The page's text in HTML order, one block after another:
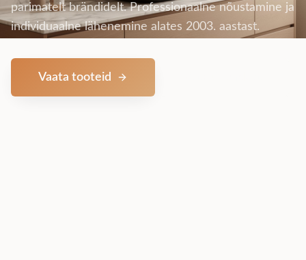
parimatelt brändidelt. Professionaalne nõustamine ja
individuaalne lähenemine alates 2003. aastast.
Vaata tooteid